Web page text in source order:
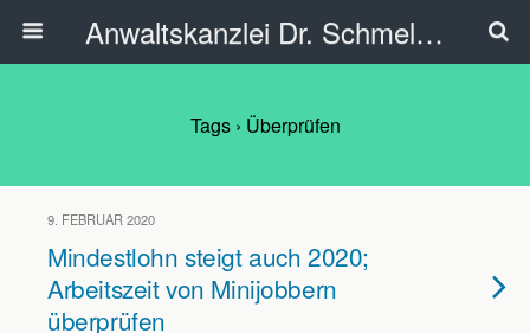
Anwaltskanzlei Dr. Schmelzer - Ahlen
Tags › Überprüfen
9. FEBRUAR 2020
Mindestlohn steigt auch 2020;
Arbeitszeit von Minijobbern
überprüfen